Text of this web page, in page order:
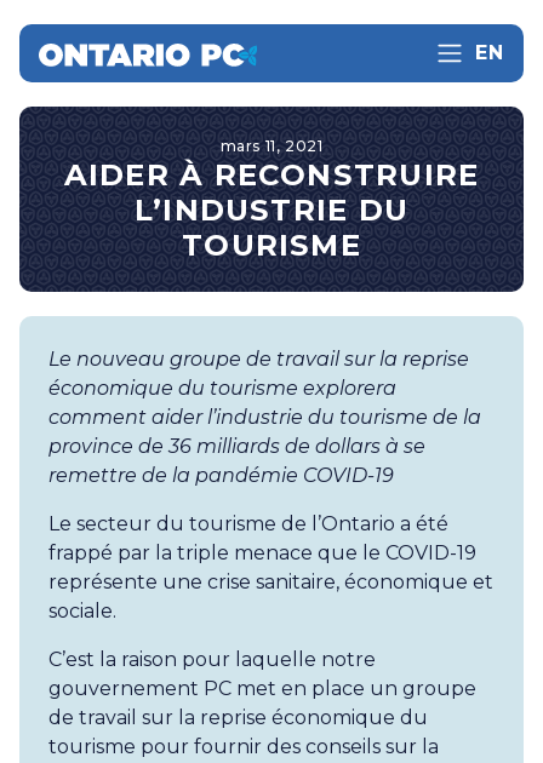
EN
mars 11, 2021
AIDER À RECONSTRUIRE
L’INDUSTRIE DU
TOURISME
Le nouveau groupe de travail sur la reprise
économique du tourisme explorera
comment aider l’industrie du tourisme de la
province de 36 milliards de dollars à se
remettre de la pandémie COVID-19
Le secteur du tourisme de l’Ontario a été
frappé par la triple menace que le COVID-19
représente une crise sanitaire, économique et
sociale.
C’est la raison pour laquelle notre
gouvernement PC met en place un groupe
de travail sur la reprise économique du
tourisme pour fournir des conseils sur la